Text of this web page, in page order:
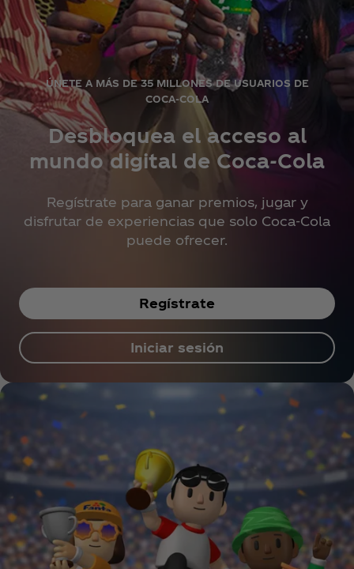
ÚNETE A MÁS DE 35 MILLONES DE USUARIOS DE
COCA‑COLA
Desbloquea el acceso al
mundo digital de Coca‑Cola
Regístrate para ganar premios, jugar y
disfrutar de experiencias que solo Coca‑Cola
puede ofrecer.
Regístrate
Iniciar sesión